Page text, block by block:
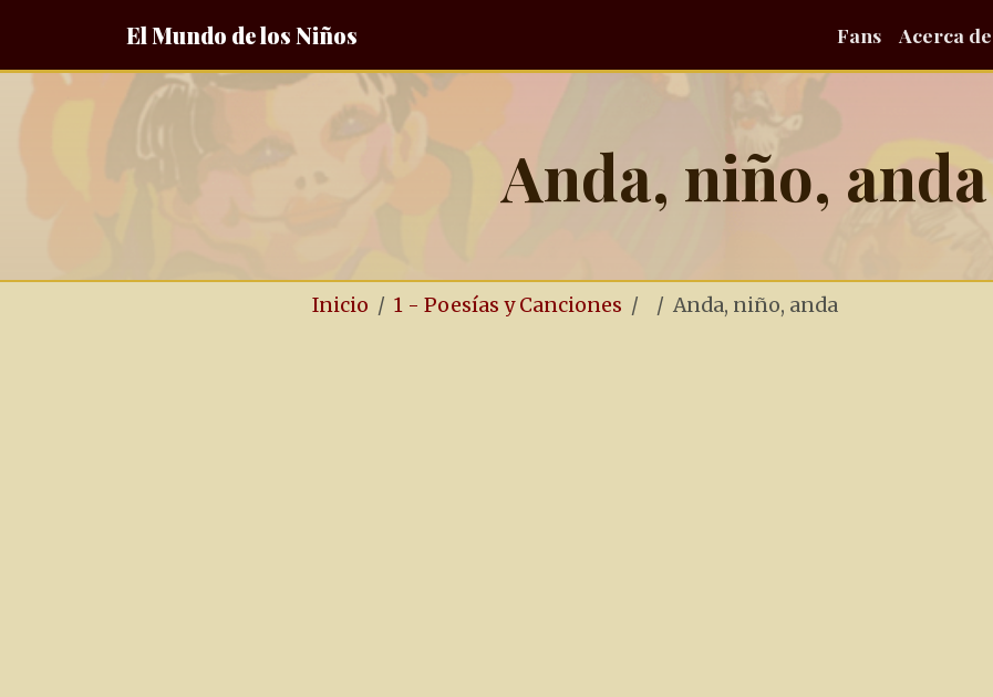
El Mundo de los Niños Fans Acerca de
Anda, niño, anda
Inicio 1 - Poesías y Canciones Anda, niño, anda